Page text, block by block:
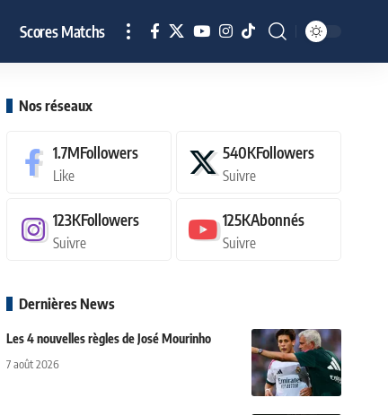
Scores Matchs
Nos réseaux
1.7MFollowers
Like
540KFollowers
Suivre
123KFollowers
Suivre
125KAbonnés
Suivre
Dernières News
Les 4 nouvelles règles de José Mourinho
7 août 2026